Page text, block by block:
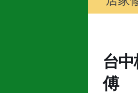
台
傅